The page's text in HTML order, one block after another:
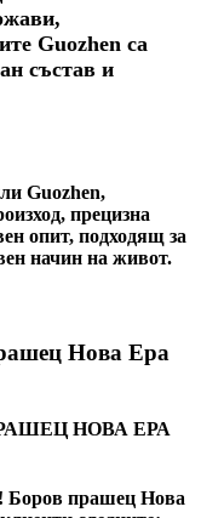
Guozhen са
състав и
Guozhen,
прецизна
опит, подходящ за
начин на живот.
НОВА ЕРА
Боров прашец Нова